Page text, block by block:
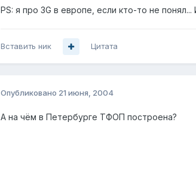
PS: я про 3G в европе, если кто-то не
Вставить ник Цитата
Опубликовано 21 июня, 2004
А на чём в Петербурге ТФОП построена?